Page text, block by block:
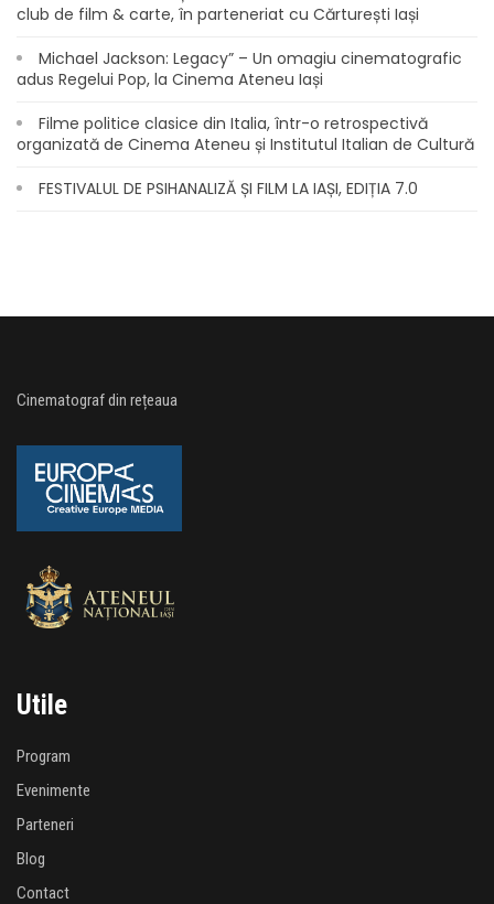
club de film & carte, în parteneriat cu Cărturești Iași
Michael Jackson: Legacy” – Un omagiu cinematografic
adus Regelui Pop, la Cinema Ateneu Iași
Filme politice clasice din Italia, într-o retrospectivă
organizată de Cinema Ateneu și Institutul Italian de Cultură
FESTIVALUL DE PSIHANALIZĂ ȘI FILM LA IAȘI, EDIȚIA 7.0
Cinematograf din rețeaua
Utile
Program
Evenimente
Parteneri
Blog
Contact